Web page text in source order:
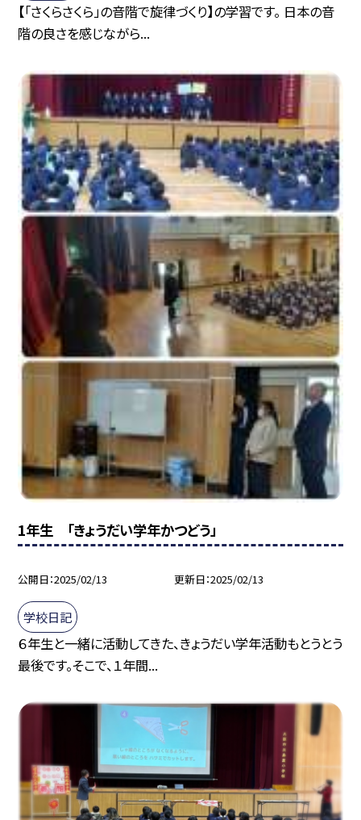
【「さくらさくら」の音階で旋律づくり】の学習です。 日本の音
階の良さを感じながら...
1年生 「きょうだい学年かつどう」
公開日 2025/02/13 更新日 2025/02/13
学校日記
６年生と一緒に活動してきた、きょうだい学年活動もとうとう
最後です。そこで、１年間...